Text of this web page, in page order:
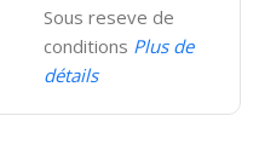
Sous reseve de
conditions Plus de
détails